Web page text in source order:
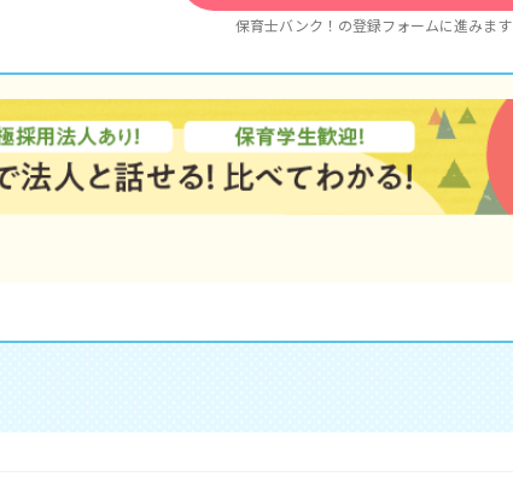
保育士バンク！の登録フォームに進みます